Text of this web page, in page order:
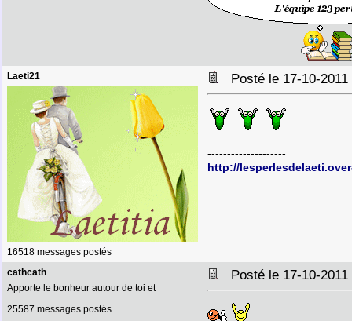
Laeti21
16518 messages postés
Posté le 17-10-
--------------------
http://
cathcath
Apporte le bonheur autour de toi et
25587 messages postés
Posté le 17-10-